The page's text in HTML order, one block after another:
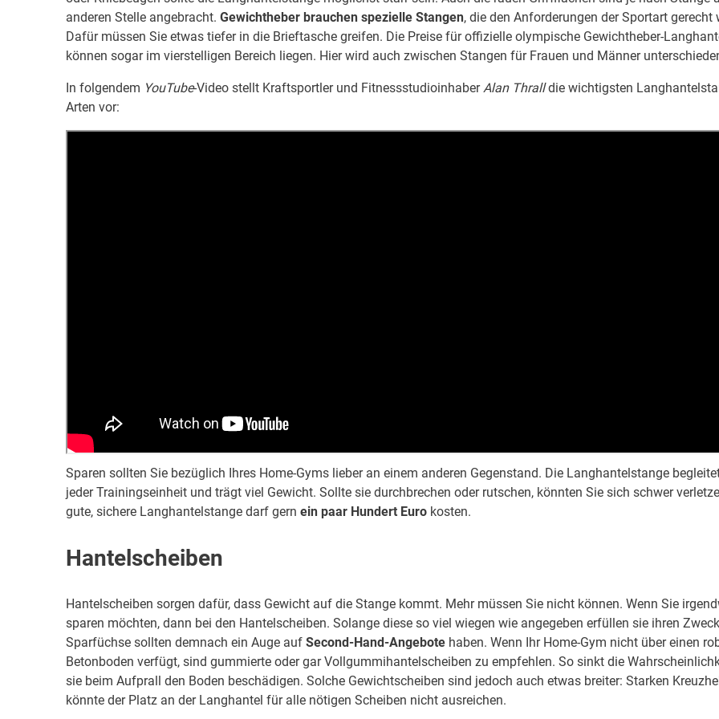
anderen Stelle angebracht. Gewichtheber brauchen spezielle Stangen, die den Anforderungen der Sportart gerecht
Dafür müssen Sie etwas tiefer in die Brieftasche greifen. Die Preise für offizielle olympische Gewichtheber-
können sogar im vierstelligen Bereich liegen. Hier wird auch zwischen Stangen für Frauen und Männer
In folgendem YouTube-Video stellt Kraftsportler und Fitnessstudioinhaber Alan Thralldie wichtigsten
Arten vor:
Sparen sollten Sie bezüglich Ihres Home-Gyms lieber an einem anderen Gegenstand. Die Langhantelstange
jeder Trainingseinheit und trägt viel Gewicht. Sollte sie durchbrechen oder rutschen, könnten Sie sich schwer
gute, sichere Langhantelstange darf gern ein paar Hundert Euro kosten.
Hantelscheiben
Hantelscheiben sorgen dafür, dass Gewicht auf die Stange kommt. Mehr müssen Sie nicht können. Wenn Sie
sparen möchten, dann bei den Hantelscheiben. Solange diese so viel wiegen wie angegeben erfüllen sie ihren
Sparfüchse sollten demnach ein Auge auf Second-Hand-Angebote haben. Wenn Ihr Home-Gym nicht über einen
Betonboden verfügt, sind gummierte oder gar Vollgummihantelscheiben zu empfehlen. So sinkt die
sie beim Aufprall den Boden beschädigen. Solche Gewichtscheiben sind jedoch auch etwas breiter: Starken
könnte der Platz an der Langhantel für alle nötigen Scheiben nicht ausreichen.